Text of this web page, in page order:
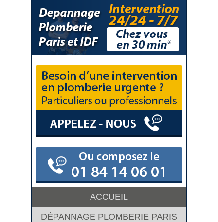
ACCUEIL
DÉPANNAGE PLOMBERIE PARIS